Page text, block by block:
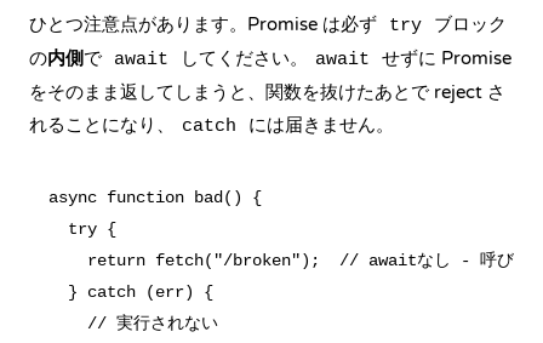
ひとつ注意点があります。Promise は必ず try
ブロック
の内側で await してください。 await
せずに Promise
をそのまま返してしまうと、関数を抜けたあとで reject さ
れることになり、
catch には届きません。
async function bad() {
  try {
return fetch("/broken");  // awaitなし - 呼び出
  } catch (err) {
    // 実行されない